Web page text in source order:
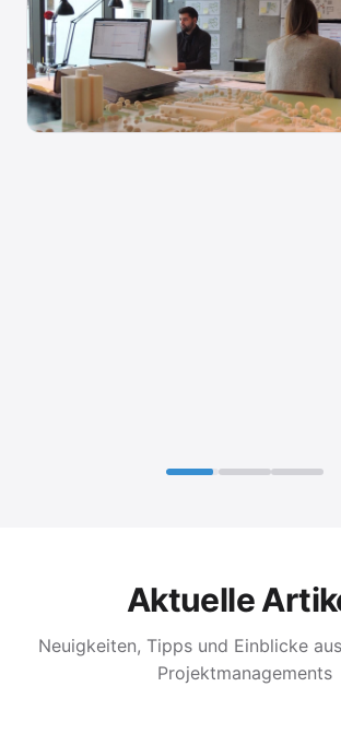
Aktuelle
Neuigkeiten, Tipps und Einblicke
Projektmanagements